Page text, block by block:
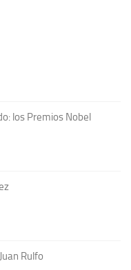
los Premios Nobel
Rulfo